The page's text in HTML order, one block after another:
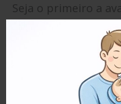
Seja o primeiro a
8P,2.6mm, Galaxy